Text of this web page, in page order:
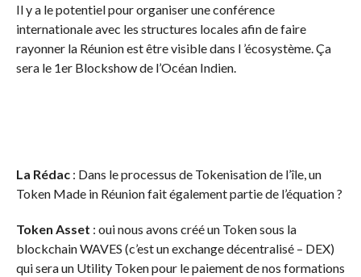
Il y a le potentiel pour organiser une conférence
internationale avec les structures locales afin de faire
rayonner la Réunion est être visible dans l ’écosystème. Ça
sera le 1er Blockshow de l’Océan Indien.
La Rédac: Dans le processus de Tokenisation de l’île, un
Token Made in Réunion fait également partie de l’équation ?
Token Asset : oui nous avons créé un Token sous la
blockchain WAVES (c’est un exchange décentralisé – DEX)
qui sera un Utility Token pour le paiement de nos formations